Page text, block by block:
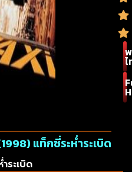
แท็กซี่ระห่ำระเบิด
ระเบิด